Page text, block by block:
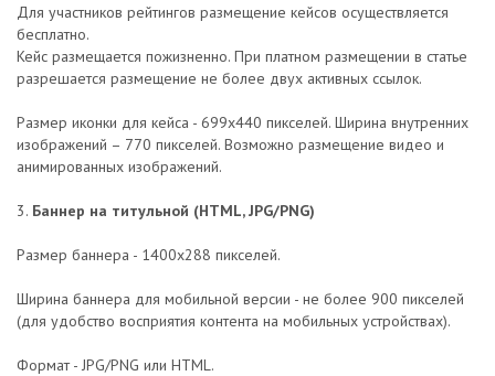
Для участников рейтингов размещение кейсов осуществляется
бесплатно.
Кейс размещается пожизненно. При платном размещении в статье
разрешается размещение не более двух активных ссылок.
Размер иконки для кейса - 699х440 пикселей. Ширина внутренних
изображений – 770 пикселей. Возможно размещение видео и
анимированных изображений.
3. Баннер на титульной (HTML, JPG/PNG)
Размер баннера - 1400х288 пикселей.
Ширина баннера для мобильной версии - не более 900 пикселей
(для удобство восприятия контента на мобильных устройствах).
Формат - JPG/PNG или HTML.